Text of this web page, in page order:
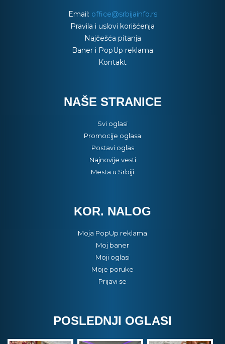
Email: office@srbijainfo.rs
Pravila i uslovi korišćenja
Najčešća pitanja
Baner i PopUp reklama
Kontakt
NAŠE STRANICE
Svi oglasi
Promocije oglasa
Postavi oglas
Najnovije vesti
Mesta u Srbiji
KOR. NALOG
Moja PopUp reklama
Moj baner
Moji oglasi
Moje poruke
Prijavi se
POSLEDNJI OGLASI